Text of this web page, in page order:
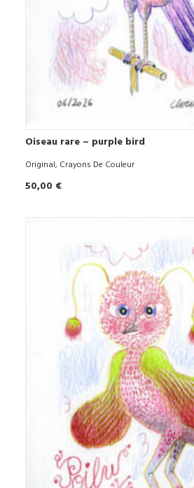
AJOUTER AU PANIER
Oiseau rare – purple bird
Original, Crayons De Couleur
50,00 €